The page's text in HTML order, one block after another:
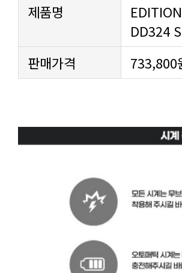
제품명
DD324
판매가격
733,800